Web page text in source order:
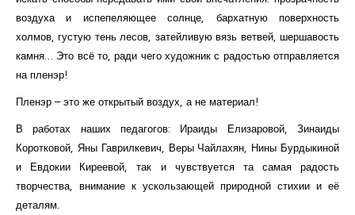
воздуха и испепеляющее солнце, бархатную поверхность
холмов, густую тень лесов, затейливую вязь ветвей, шершавость
камня… Это всё то, ради чего художник с радостью отправляется
на пленэр!
Пленэр – это же открытый воздух, а не материал!
В работах наших педагогов: Ираиды Елизаровой, Зинаиды
Коротковой, Яны Гаврилкевич, Веры Чайлахян, Нины Бурдыкиной
и Евдокии Киреевой, так и чувствуется та самая радость
творчества, внимание к ускользающей природной стихии и её
деталям.